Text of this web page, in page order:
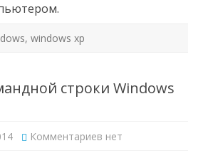
, windows xp
строки Windows
Комментариев кнет